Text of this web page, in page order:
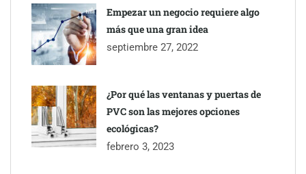
Empezar un negocio requiere algo
más que una gran idea
septiembre 27, 2022
¿Por qué las ventanas y puertas de
PVC son las mejores opciones
ecológicas?
febrero 3, 2023